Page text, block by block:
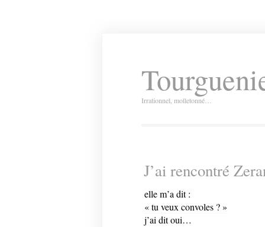
Irrationnel, molletonné…
J’ai rencontré
elle m’a dit :
« tu veux convoles ? »
j’ai dit oui…